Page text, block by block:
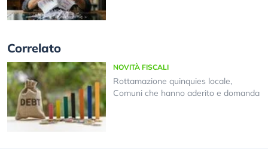
Correlato
NOVITÀ FISCALI
Rottamazione quinquies locale,
Comuni che hanno aderito e domanda